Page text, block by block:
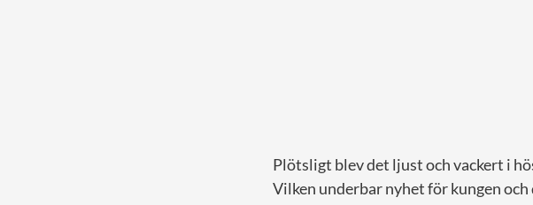
Plötsligt blev det ljust och vackert i
Vilken underbar nyhet för kungen